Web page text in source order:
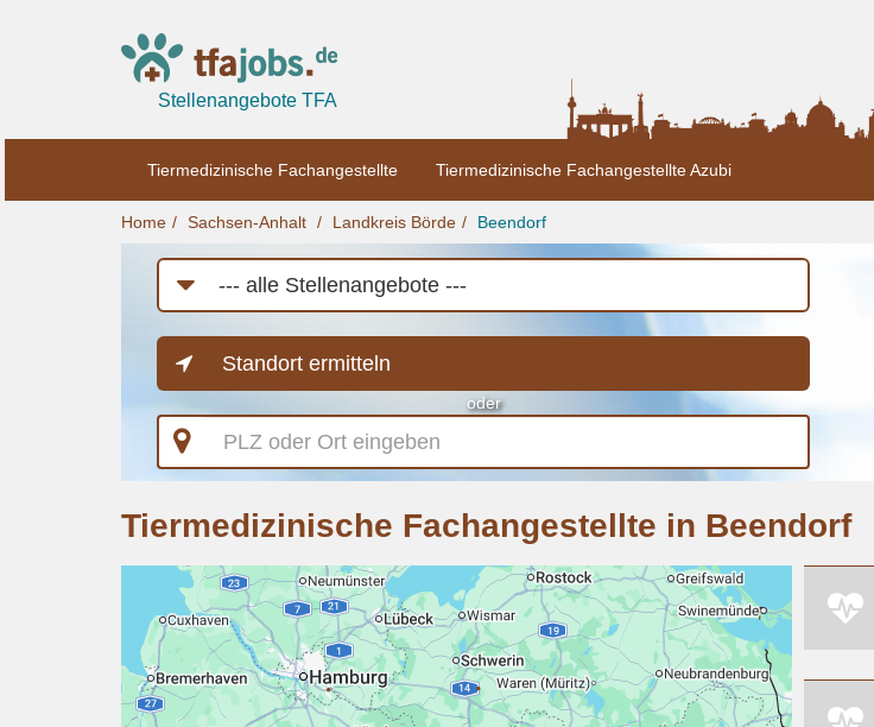
Stellenangebote TFA
Tiermedizinische Fachangestellte Tiermedizinische Fachangestellte Azubi
Home Sachsen-Anhalt Landkreis Börde Beendorf
Job-
Kategorie
Standort ermitteln
oder
PLZ
oder
Ort
Tiermedizinische Fachangestellte in Beendorf